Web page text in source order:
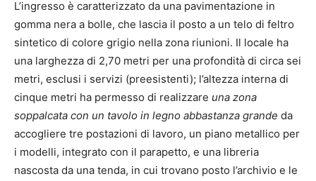
L’ingresso è caratterizzato da una pavimentazione in
gomma nera a bolle, che lascia il posto a un telo di feltro
sintetico di colore grigio nella zona riunioni. Il locale ha
una larghezza di 2,70 metri per una profondità di circa sei
metri, esclusi i servizi (preesistenti); l’altezza interna di
cinque metri ha permesso di realizzare una zona
soppalcata con un tavolo in legno abbastanza grande da
accogliere tre postazioni di lavoro, un piano metallico per
i modelli, integrato con il parapetto, e una libreria
nascosta da una tenda, in cui trovano posto l’archivio e le